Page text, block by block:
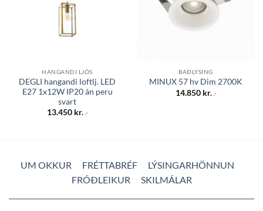
HANGANDI LJÓS
DEGLI hangandi loftlj. LED
E27 1x12W IP20 án peru
svart
13.450 kr. .-
BAÐLÝSING
MINUX 57 hv Dim 2700K
14.850 kr. .-
UM OKKUR FRÉTTABRÉF
LÝSINGARHÖNNUN
FRÓÐLEIKUR
SKILMÁLAR